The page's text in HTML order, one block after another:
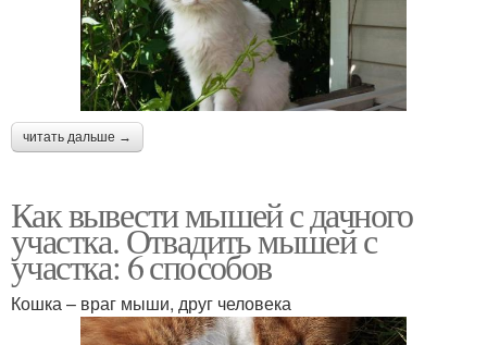
читать дальше →
Как вывести мышей с дачного
участка. Отвадить мышей с
участка: 6 способов
Кошка – враг мыши, друг человека